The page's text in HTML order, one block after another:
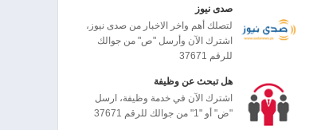
صدى نيوز
لتصلك أهم واخر الاخبار من صدى نيوز،
اشترك الآن وأرسل "ص" من جوالك
للرقم 37671
هل تبحث عن وظيفة
اشترك الآن في خدمة وظيفة، ارسل
"ض" أو "1" من جوالك للرقم 37671